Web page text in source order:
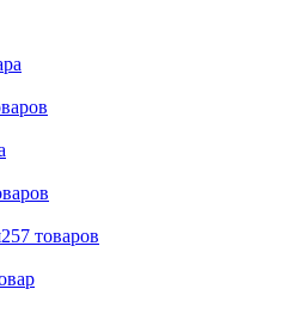
257 товаров